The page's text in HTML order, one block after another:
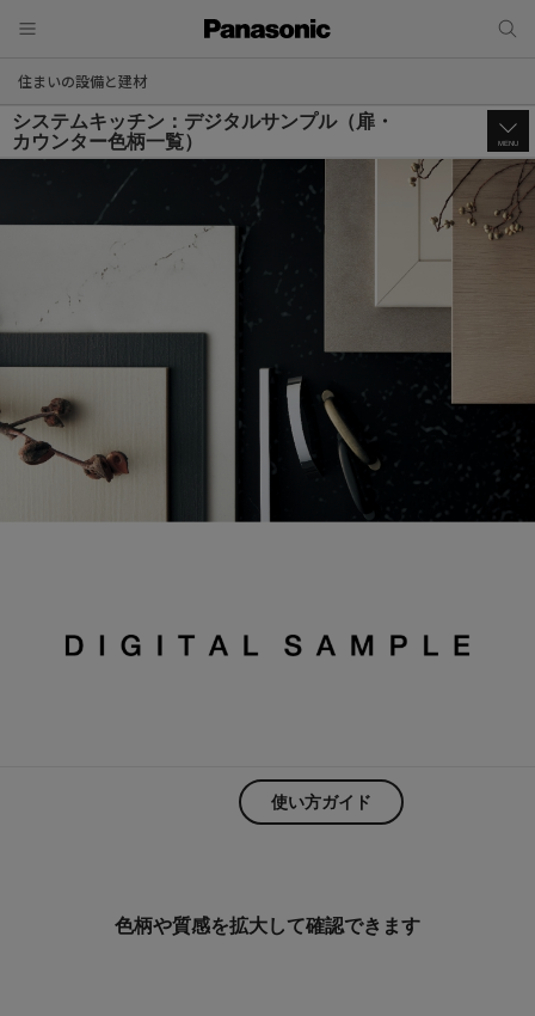
住まいの設備と建材
システムキッチン：デジタルサンプル（扉・
カウンター色柄一覧）
MENU
使い方ガイド
色柄や質感を拡大して確認できます